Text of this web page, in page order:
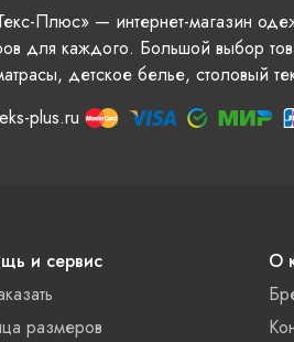
Плюс» — интернет-магазин
для каждого. Большой выбор
детское белье, столовый
plus.ru
и сервис
размеров
О